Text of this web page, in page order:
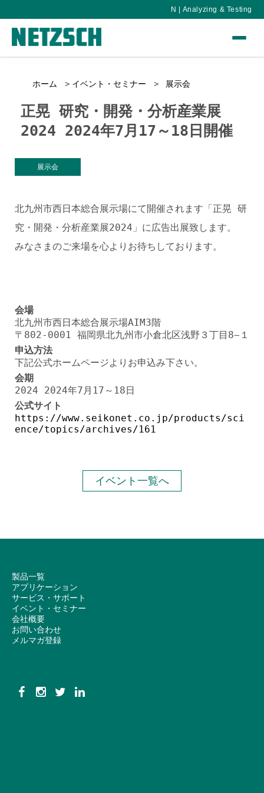
N | Analyzing & Testing
ホーム イベント・セミナー 展示会
正晃 研究・開発・分析産業展
2024 2024年7月17～18日開催
展示会
北九州市西日本総合展示場にて開催されます「正晃 研
究・開発・分析産業展2024」に広告出展致します。
みなさまのご来場を心よりお待ちしております。
会場
北九州市西日本総合展示場AIM3階
〒802-0001 福岡県北九州市小倉北区浅野３丁目8−１
申込方法
下記公式ホームページよりお申込み下さい。
会期
2024 2024年7月17～18日
公式サイト
https://www.seikonet.co.jp/products/sci
ence/topics/archives/161
イベント一覧へ
製品一覧
アプリケーション
サービス・サポート
イベント・セミナー
会社概要
お問い合わせ
メルマガ登録